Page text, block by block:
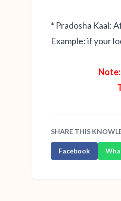
* Pradosha Kaal:
Example: if your
SHARE THIS
Facebook